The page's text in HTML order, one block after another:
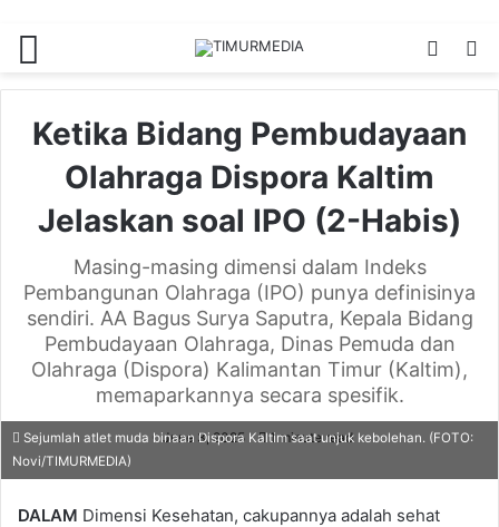
Switch
Ketika Bidang Pembudayaan
Olahraga Dispora Kaltim
Jelaskan soal IPO (2-Habis)
Masing-masing dimensi dalam Indeks
Pembangunan Olahraga (IPO) punya definisinya
sendiri. AA Bagus Surya Saputra, Kepala Bidang
Pembudayaan Olahraga, Dinas Pemuda dan
Olahraga (Dispora) Kalimantan Timur (Kaltim),
memaparkannya secara spesifik.
June 3, 2025 1 minute read
Sejumlah atlet muda binaan Dispora Kaltim saat unjuk kebolehan. (FOTO:
Novi/TIMURMEDIA)
DALAM Dimensi Kesehatan, cakupannya adalah sehat